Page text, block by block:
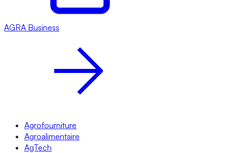
AGRA Business
Agrofourniture
Agroalimentaire
AgTech